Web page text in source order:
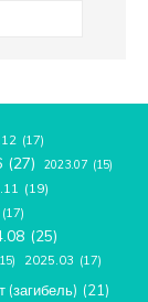
(17)
(27) 2023.07 (15)
(19)
(17)
(25)
2025.03 (17)
(загибель) (21)